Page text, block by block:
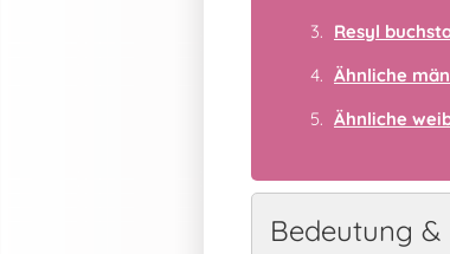
Resyl
Ähnliche
Ähnliche
Bedeutung